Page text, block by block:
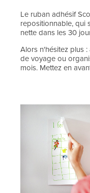
Le ruban adhésif
repositionnable, qui
nette dans les 30
Alors n'hésitez plus
de voyage ou
mois. Mettez en